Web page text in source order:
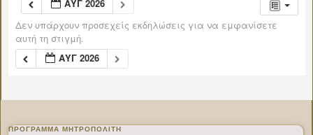
ΑΥΓ 2026
Δεν υπάρχουν προσεχείς εκδηλώσεις για να εμφανίσετε
αυτή τη στιγμή.
ΑΥΓ 2026
ΠΡΌΓΡΑΜΜΑ ΜΗΤΡΟΠΟΛΊΤΗ